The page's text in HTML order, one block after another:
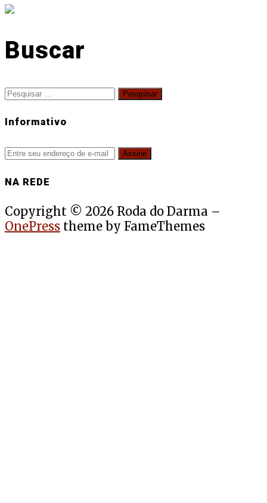
Buscar
Pesquisar
Informativo
NA REDE
Copyright © 2026 Roda do Darma –
OnePress theme by FameThemes